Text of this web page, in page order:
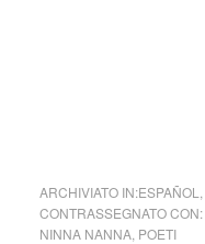
ARCHIVIATO IN:ESPAÑOL
CONTRASSEGNATO CON:
NINNA NANNA, POETI